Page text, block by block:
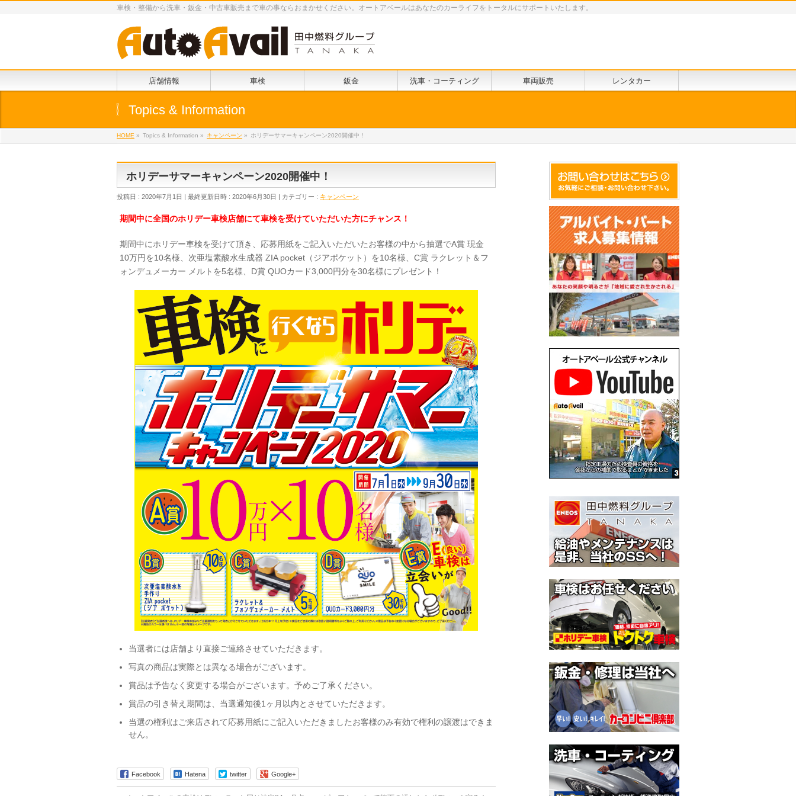
車検・整備から洗車・鈑金・中古車販売まで車の事ならおまかせください。オートアベールはあなたのカーライフをトータルにサポートいたします。
店舗情報 車検 鈑金 洗車・コーティング 車両販売 レンタカー
Topics & Information
HOME » Topics & Information » キャンペーン » ホリデーサマーキャンペーン2020開催中！
ホリデーサマーキャンペーン2020開催中！
投稿日 : 2020年7月1日 最終更新日時 : 2020年6月30日 カテゴリー : キャンペーン
期間中に全国のホリデー車検店舗にて車検を受けていただいた方にチャンス！
期間中にホリデー車検を受けて頂き、応募用紙をご記入いただいたお客様の中から抽選でA賞 現金
10万円を10名様、次亜塩素酸水生成器 ZIA pocket（ジアポケット）を10名様、C賞 ラクレット＆フ
ォンデュメーカー メルトを5名様、D賞 QUOカード3,000円分を30名様にプレゼント！
当選者には店舗より直接ご連絡させていただきます。
写真の商品は実際とは異なる場合がございます。
賞品は予告なく変更する場合がございます。予めご了承ください。
賞品の引き替え期間は、当選通知後1ヶ月以内とさせていただきます。
当選の権利はご来店されて応募用紙にご記入いただきましたお客様のみ有効で権利の譲渡はできま
せん。
Facebook Hatena twitter Google+